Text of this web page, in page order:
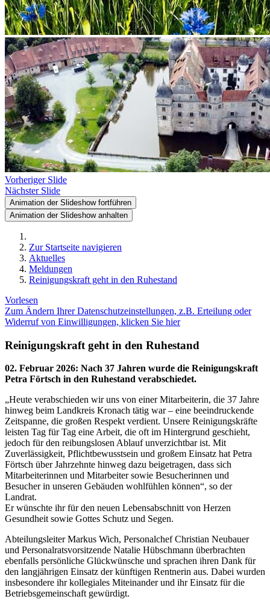
Vorheriger Slide
Nächster Slide
Animation der Slideshow fortführen
Animation der Slideshow anhalten
Zur Startseite navigieren
Aktuelles
Meldungen
Reinigungskraft geht in den Ruhestand
Vorlesen
Zum Ändern Ihrer Datenschutzeinstellungen, z.B. Erteilung oder
Widerruf von Einwilligungen, klicken Sie hier
Reinigungskraft geht in den Ruhestand
02. Februar 2026: Nach 37 Jahren wurde die Reinigungskraft
Petra Förtsch in den Ruhestand verabschiedet.
„Heute verabschieden wir uns von einer Mitarbeiterin, die 37 Jahre
hinweg beim Landkreis Kronach tätig war – eine beeindruckende
Zeitspanne, die großen Respekt verdient. Unsere Reinigungskräfte
leisten Tag für Tag eine Arbeit, die oft im Hintergrund geschieht,
jedoch für den reibungslosen Ablauf unverzichtbar ist. Mit
Zuverlässigkeit, Pflichtbewusstsein und großem Einsatz hat Petra
Förtsch über Jahrzehnte hinweg dazu beigetragen, dass sich
Mitarbeiterinnen und Mitarbeiter sowie Besucherinnen und
Besucher in unseren Gebäuden wohlfühlen können“, so der
Landrat.
Er wünschte ihr für den neuen Lebensabschnitt von Herzen
Gesundheit sowie Gottes Schutz und Segen.
Abteilungsleiter Markus Wich, Personalchef Christian Neubauer
und Personalratsvorsitzende Natalie Hübschmann überbrachten
ebenfalls persönliche Glückwünsche und sprachen ihren Dank für
den langjährigen Einsatz der künftigen Rentnerin aus. Dabei wurden
insbesondere ihr kollegiales Miteinander und ihr Einsatz für die
Betriebsgemeinschaft gewürdigt.